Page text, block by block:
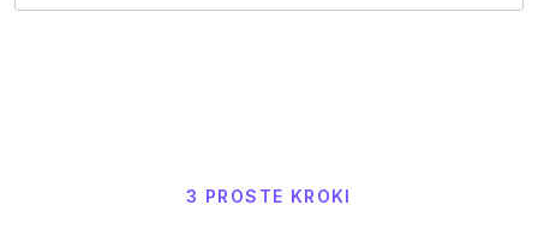
3 PROSTE KROKI